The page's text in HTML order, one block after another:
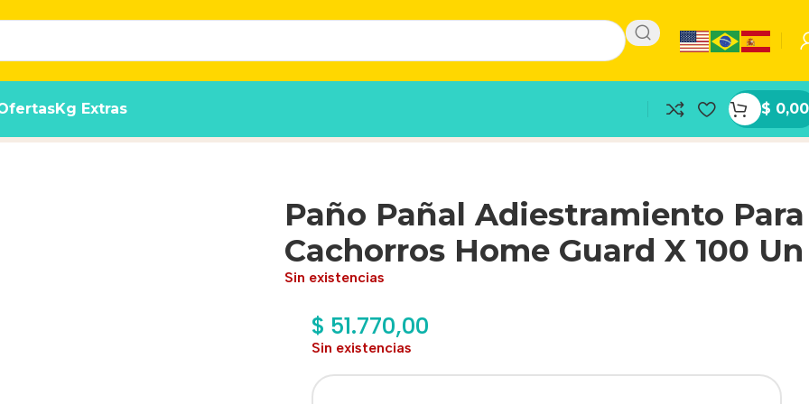
Kg Extras $ 0,00
Guard X 100 Un
Paño Pañal Adiestramiento Para
Cachorros Home Guard X 100 Un
Sin existencias
$ 51.770,00
Sin existencias